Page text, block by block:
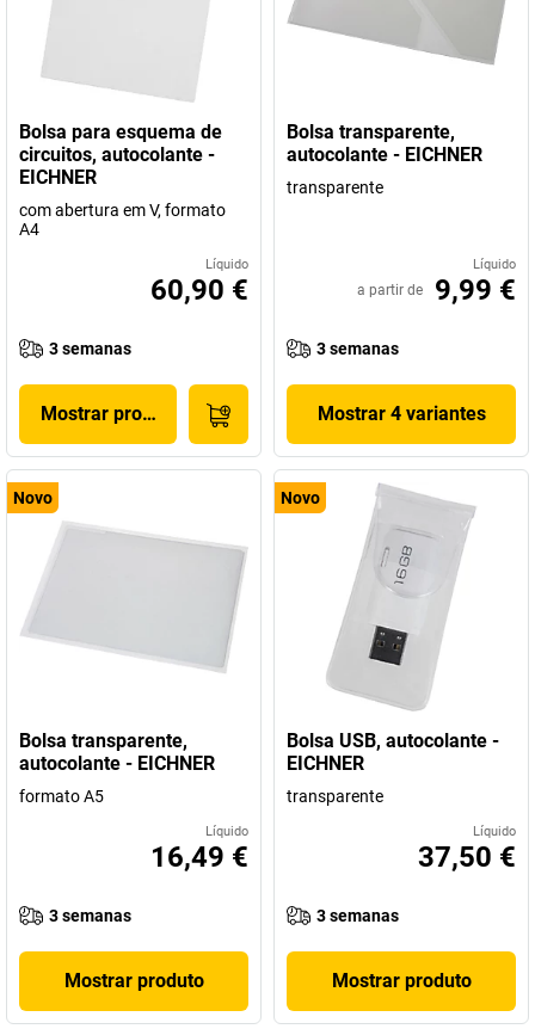
Bolsa para esquema de
circuitos, autocolante -
EICHNER
com abertura em V, formato
A4
Líquido
60,90 €
3 semanas
Mostrar produto
Bolsa transparente,
autocolante - EICHNER
transparente
Líquido
a partir de 9,99 €
3 semanas
Mostrar 4 variantes
Novo
Bolsa transparente,
autocolante - EICHNER
formato A5
Líquido
16,49 €
3 semanas
Mostrar produto
Novo
Bolsa USB, autocolante -
EICHNER
transparente
Líquido
37,50 €
3 semanas
Mostrar produto